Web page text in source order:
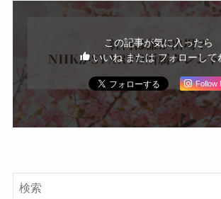
この記事が気に入ったら
いいね または フォローして
Follow